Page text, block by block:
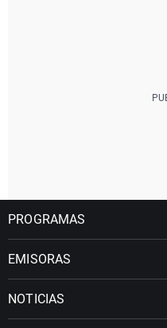
PROGRAMAS
EMISORAS
NOTICIAS